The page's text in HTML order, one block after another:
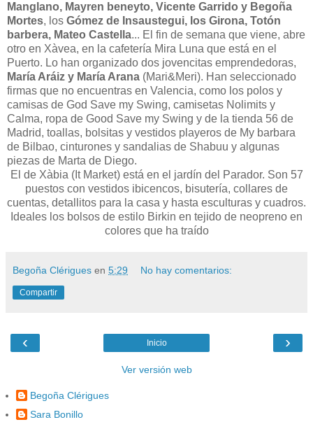
Manglano, Mayren beneyto, Vicente Garrido y Begoña
Mortes, los Gómez de Insaustegui, los Girona, Totón
barbera, Mateo Castella... El fin de semana que viene, abre
otro en Xàvea, en la cafetería Mira Luna que está en el
Puerto. Lo han organizado dos jovencitas emprendedoras,
María Aráiz y María Arana (Mari&Meri). Han seleccionado
firmas que no encuentras en Valencia, como los polos y
camisas de God Save my Swing, camisetas Nolimits y
Calma, ropa de Good Save my Swing y de la tienda 56 de
Madrid, toallas, bolsitas y vestidos playeros de My barbara
de Bilbao, cinturones y sandalias de Shabuu y algunas
piezas de Marta de Diego.
El de Xàbia (It Market) está en el jardín del Parador. Son 57
puestos con vestidos ibicencos, bisutería, collares de
cuentas, detallitos para la casa y hasta esculturas y cuadros.
Ideales los bolsos de estilo Birkin en tejido de neopreno en
colores que ha traído
Begoña Clérigues en 5:29 No hay comentarios:
Compartir
‹ ›
Inicio
Ver versión web
Begoña Clérigues
Sara Bonillo